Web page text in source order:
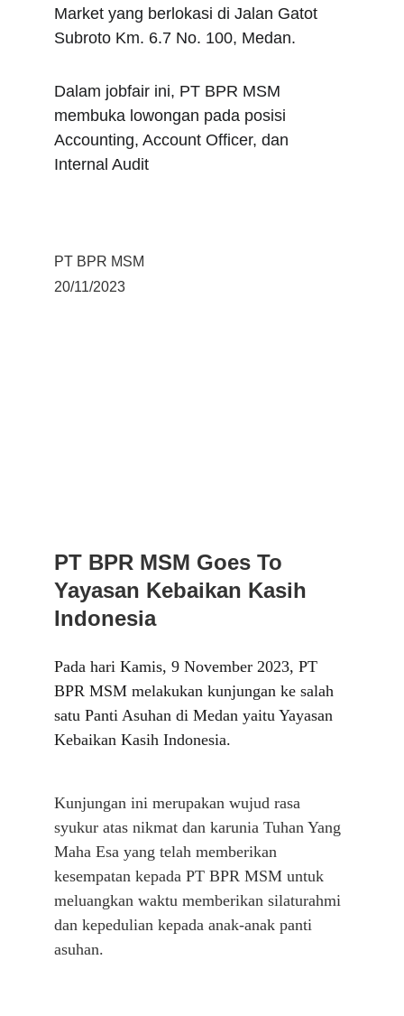
Market yang berlokasi di Jalan Gatot
Subroto Km. 6.7 No. 100, Medan.
Dalam jobfair ini, PT BPR MSM
membuka lowongan pada posisi
Accounting, Account Officer, dan
Internal Audit
PT BPR MSM
20/11/2023
PT BPR MSM Goes To
Yayasan Kebaikan Kasih
Indonesia
Pada hari Kamis, 9 November 2023, PT
BPR MSM melakukan kunjungan ke salah
satu Panti Asuhan di Medan yaitu Yayasan
Kebaikan Kasih Indonesia.
Kunjungan ini merupakan wujud rasa
syukur atas nikmat dan karunia Tuhan Yang
Maha Esa yang telah memberikan
kesempatan kepada PT BPR MSM untuk
meluangkan waktu memberikan silaturahmi
dan kepedulian kepada anak-anak panti
asuhan.